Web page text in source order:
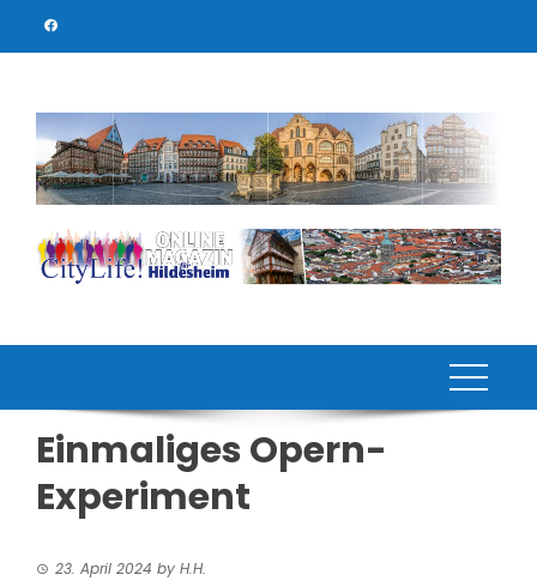
Einmaliges Opern-
Experiment
23. April 2024 by H.H.